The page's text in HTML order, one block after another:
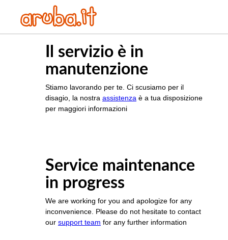
Il servizio è in
manutenzione
Stiamo lavorando per te. Ci scusiamo per il
disagio, la nostra assistenza è a tua disposizione
per maggiori informazioni
Service maintenance
in progress
We are working for you and apologize for any
inconvenience. Please do not hesitate to contact
our support team for any further information